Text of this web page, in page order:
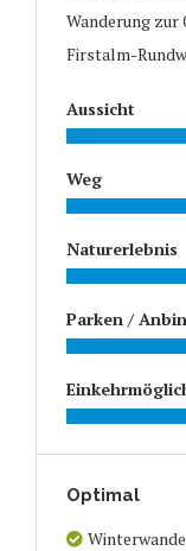
Wanderung zur
Firstalm-
Aussicht
Weg
Naturerlebnis
Parken /
Optimal